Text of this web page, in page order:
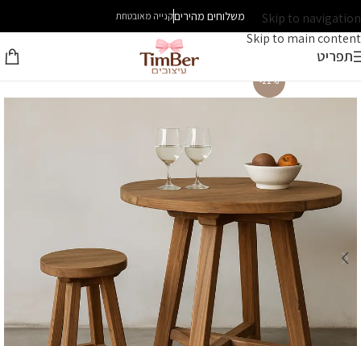
Skip to navigation
Skip to main content
משלוחים מהיריםקנייה מאובטחת
תפריט
-22%